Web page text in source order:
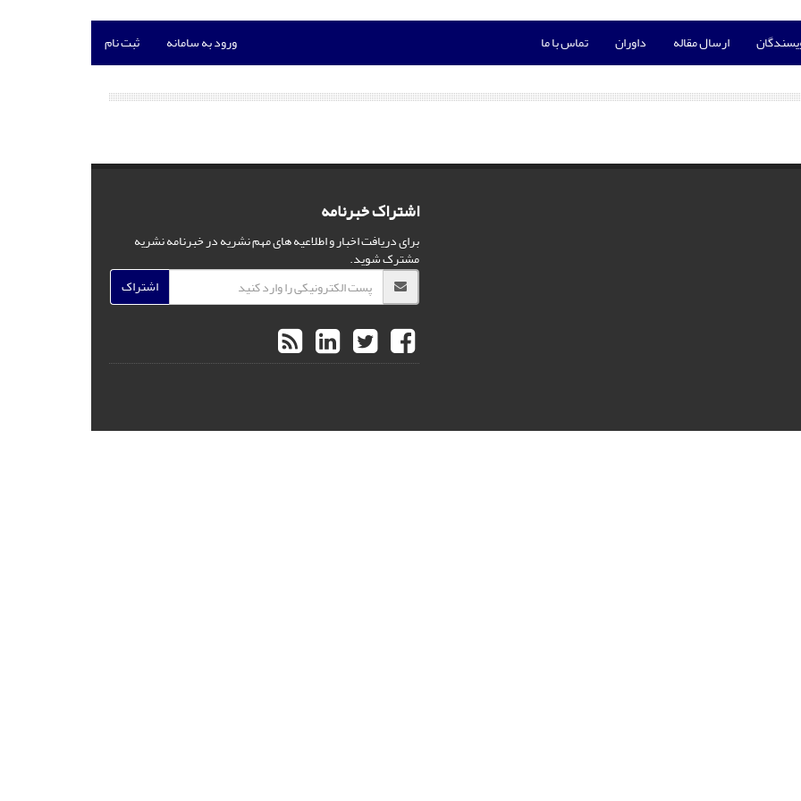
ارسال مقاله داوران تماس با ما ورود به سامانه ثبت نام
اشتراک خبرنامه
برای دریافت اخبار و اطلاعیه های مهم نشریه در خبرنامه نشریه
مشترک شوید.
اشتراک